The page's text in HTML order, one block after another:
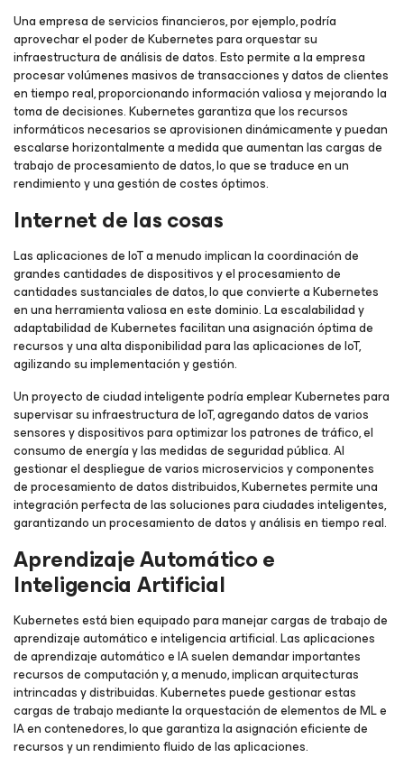
Una empresa de servicios financieros, por ejemplo, podría
aprovechar el poder de Kubernetes para orquestar su
infraestructura de análisis de datos. Esto permite a la empresa
procesar volúmenes masivos de transacciones y datos de clientes
en tiempo real, proporcionando información valiosa y mejorando la
toma de decisiones. Kubernetes garantiza que los recursos
informáticos necesarios se aprovisionen dinámicamente y puedan
escalarse horizontalmente a medida que aumentan las cargas de
trabajo de procesamiento de datos, lo que se traduce en un
rendimiento y una gestión de costes óptimos.
Internet de las cosas
Las aplicaciones de IoT a menudo implican la coordinación de
grandes cantidades de dispositivos y el procesamiento de
cantidades sustanciales de datos, lo que convierte a Kubernetes
en una herramienta valiosa en este dominio. La escalabilidad y
adaptabilidad de Kubernetes facilitan una asignación óptima de
recursos y una alta disponibilidad para las aplicaciones de IoT,
agilizando su implementación y gestión.
Un proyecto de ciudad inteligente podría emplear Kubernetes para
supervisar su infraestructura de IoT, agregando datos de varios
sensores y dispositivos para optimizar los patrones de tráfico, el
consumo de energía y las medidas de seguridad pública. Al
gestionar el despliegue de varios microservicios y componentes
de procesamiento de datos distribuidos, Kubernetes permite una
integración perfecta de las soluciones para ciudades inteligentes,
garantizando un procesamiento de datos y análisis en tiempo real.
Aprendizaje Automático e
Inteligencia Artificial
Kubernetes está bien equipado para manejar cargas de trabajo de
aprendizaje automático e inteligencia artificial. Las aplicaciones
de aprendizaje automático e IA suelen demandar importantes
recursos de computación y, a menudo, implican arquitecturas
intrincadas y distribuidas. Kubernetes puede gestionar estas
cargas de trabajo mediante la orquestación de elementos de ML e
IA en contenedores, lo que garantiza la asignación eficiente de
recursos y un rendimiento fluido de las aplicaciones.